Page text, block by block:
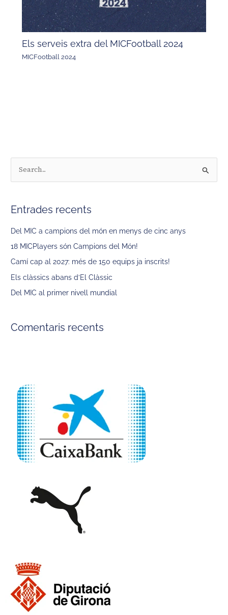
Els serveis extra del MICFootball 2024
MICFootball 2024
c
a
Entrades recents
Del MIC a campions del món en menys de cinc anys
18 MICPlayers són Campions del Món!
Camí cap al 2027: més de 150 equips ja inscrits!
Els clàssics abans d’El Clàssic
Del MIC al primer nivell mundial
Comentaris recents